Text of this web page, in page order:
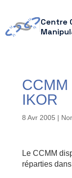
Centre
IKOR
8 Avr 2005 |
Le CCMM
réparties